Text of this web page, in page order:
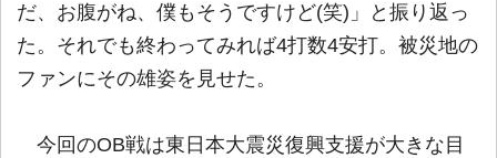
だ、お腹がね、僕もそうですけど(笑)」と振り返っ
た。それでも終わってみれば4打数4安打。被災地の
ファンにその雄姿を見せた。
今回のOB戦は東日本大震災復興支援が大きな目